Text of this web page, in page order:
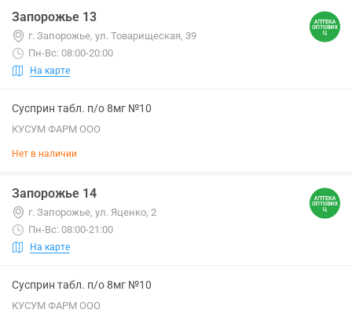
Запорожье 13
г. Запорожье, ул. Товарищеская, 39
Пн-Вс: 08:00-20:00
На карте
Сусприн табл. п/о 8мг №10
КУСУМ ФАРМ ООО
Нет в наличии
Запорожье 14
г. Запорожье, ул. Яценко, 2
Пн-Вс: 08:00-21:00
На карте
Сусприн табл. п/о 8мг №10
КУСУМ ФАРМ ООО